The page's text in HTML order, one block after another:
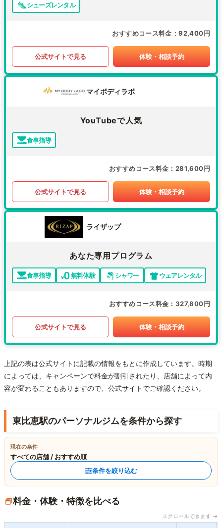
シューズレンタル
おすすめコース料金 92,400円
公式サイトで見る 体験・相談予約
マイボディラボ
YouTubeで人気
食事指導
おすすめコース料金 281,600円
公式サイトで見る 体験・相談予約
ライザップ
あなた専用プログラム
食事指導 無料体験 シャワー ウェアレンタル
おすすめコース料金 327,800円
公式サイトで見る 体験・相談予約
上記の表は公式サイトに記載の情報をもとに作成しています。時期
によっては、キャンペーンで料金が割引されたり、店舗によって内
容が変わることもありますので、公式サイトでご確認ください。
東比恵駅のパーソナルジムを条件から探す
現在の条件
すべての店舗 / おすすめ順
条件を絞り込む
料金・体験・特徴を比べる
スクロールできます →